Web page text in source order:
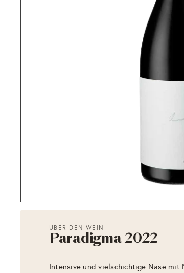
ÜBER DEN WEIN
Paradigma 2022
Intensive und vielschichtige Nase mit